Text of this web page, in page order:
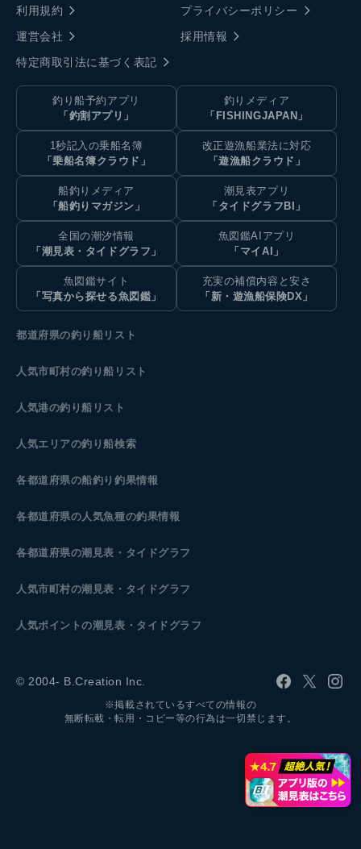
利用規約
プライバシーポリシー
運営会社
採用情報
特定商取引法に基づく表記
釣り船予約アプリ
「釣割アプリ」
釣りメディア
「FISHINGJAPAN」
1秒記入の乗船名簿
「乗船名簿クラウド」
改正遊漁船業法に対応
「遊漁船クラウド」
船釣りメディア
「船釣りマガジン」
潮見表アプリ
「タイドグラフBI」
全国の潮汐情報
「潮見表・タイドグラフ」
魚図鑑AIアプリ
「マイAI」
魚図鑑サイト
「写真から探せる魚図鑑」
充実の補償内容と安さ
「新・遊漁船保険DX」
都道府県の釣り船リスト
人気市町村の釣り船リスト
人気港の釣り船リスト
人気エリアの釣り船検索
各都道府県の船釣り釣果情報
各都道府県の人気魚種の釣果情報
各都道府県の潮見表 ・タイドグラフ
人気市町村の潮見表・タイドグラフ
人気ポイントの潮見表・タイドグラフ
© 2004- B.Creation Inc.
※掲載されているすべての情報の
無断転載・転用・コピー等の行為は一切禁じます。